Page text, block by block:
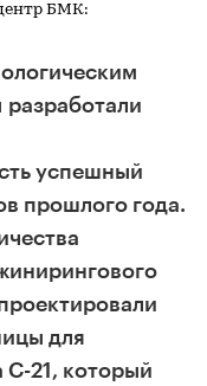
БМК:
успешный
прошлого года.
для
С-21, который